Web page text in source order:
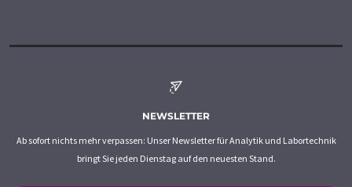
NEWSLETTER
Ab sofort nichts mehr verpassen: Unser Newsletter für Analytik und Labortechnik
bringt Sie jeden Dienstag auf den neuesten Stand.